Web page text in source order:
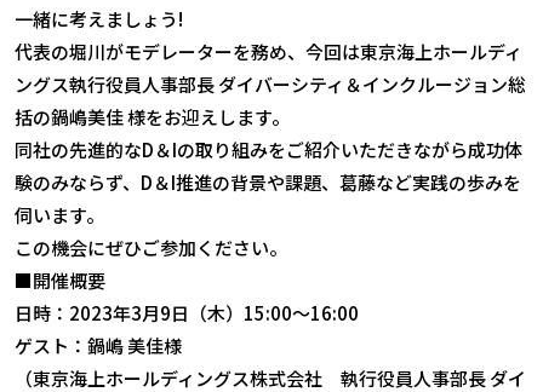
一緒に考えましょう!
代表の堀川がモデレーターを務め、 今回は東京海上ホールディ
ングス執行役員人事部長 ダイバーシティ＆インクルージョン総
括の鍋嶋美佳 様をお迎えします。
同社の先進的なD＆Iの取り組みをご紹介いただきながら成功体
験のみならず、D＆I推進の背景や課題、葛藤など実践の歩みを
伺います。
この機会にぜひご参加ください。
■開催概要
日時：2023年3月9日（木）15:00～16:00
ゲスト：鍋嶋 美佳様
（東京海上ホールディングス株式会社 執行役員人事部長 ダイ